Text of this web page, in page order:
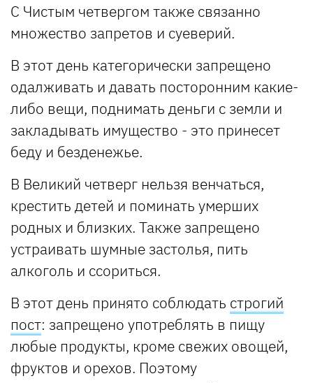
С Чистым четвергом также связанно
множество запретов и суеверий.
В этот день категорически запрещено
одалживать и давать посторонним какие-
либо вещи, поднимать деньги с земли и
закладывать имущество - это принесет
беду и безденежье.
В Великий четверг нельзя венчаться,
крестить детей и поминать умерших
родных и близких. Также запрещено
устраивать шумные застолья, пить
алкоголь и ссориться.
В этот день принято соблюдать строгий
пост: запрещено употреблять в пищу
любые продукты, кроме свежих овощей,
фруктов и орехов. Поэтому